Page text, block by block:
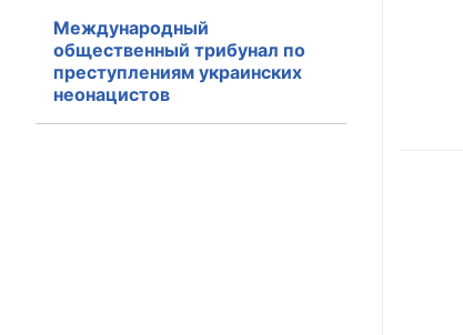
Международный
общественный трибунал по
преступлениям украинских
неонацистов